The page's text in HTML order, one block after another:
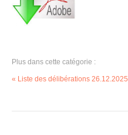
Plus dans cette catégorie :
« Liste des délibérations 26.12.2025